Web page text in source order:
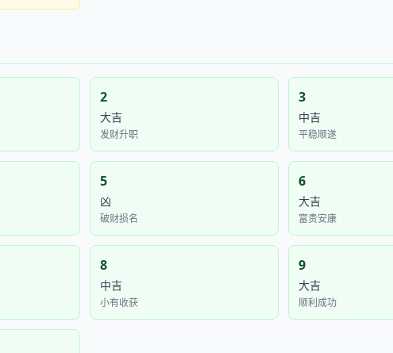
2
大吉
发财升职
3
中吉
平稳顺遂
5
凶
破财损名
6
大吉
富贵安康
8
中吉
小有收获
9
大吉
顺利成功